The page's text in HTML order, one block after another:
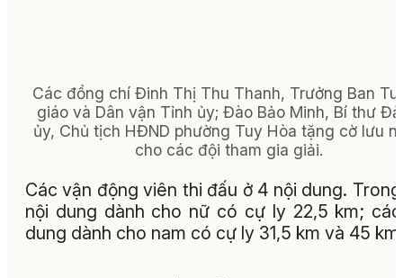
Các đồng chí Đinh Thị Thu Thanh, Trưởng Ban
giáo và Dân vận Tỉnh ủy; Đào Bảo Minh, Bí thư
ủy, Chủ tịch HĐND phường Tuy Hòa tặng cờ lưu
cho các đội tham gia giải.
Các vận động viên thi đấu ở 4 nội dung.
nội dung dành cho nữ có cự ly 22,5 km;
dung dành cho nam có cự ly 31,5 km và 45 km.